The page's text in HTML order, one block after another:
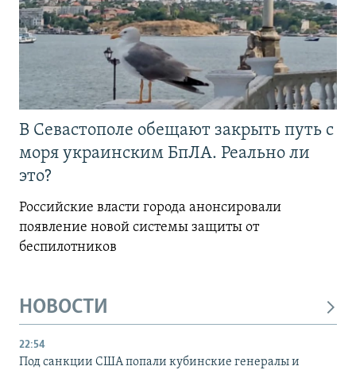
В Севастополе обещают закрыть путь с
моря украинским БпЛА. Реально ли
это?
Российские власти города анонсировали
появление новой системы защиты от
беспилотников
НОВОСТИ
22:54
Под санкции США попали кубинские генералы и